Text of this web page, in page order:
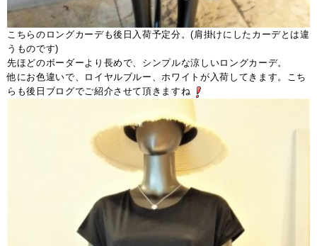
こちらのロングカーデも後日入荷予定分。(肩掛けにしたカーデとは違
うものです)
先ほどのボーダーより長めで、シンプルな涼しいロングカーデ。
他にお色違いで、ロイヤルブルー、ホワイトが入荷してきます。こち
らも後日ブログでご紹介させて頂きますね